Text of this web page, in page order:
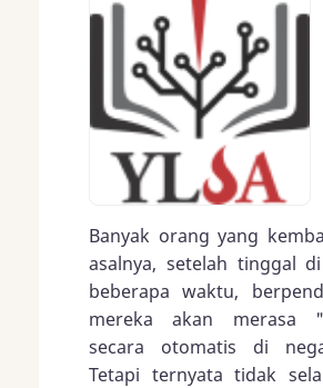
Banyak orang yang
asalnya, setelah tinggal
beberapa waktu,
mereka akan merasa
secara otomatis di
Tetapi ternyata tidak